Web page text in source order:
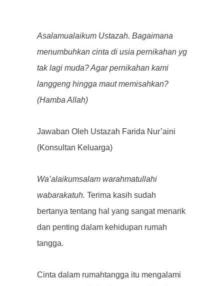
Asalamualaikum Ustazah. Bagaimana
menumbuhkan cinta di usia pernikahan yg
tak lagi muda? Agar pernikahan kami
langgeng hingga maut memisahkan?
(Hamba Allah)
Jawaban Oleh Ustazah Farida Nur’aini
(Konsultan Keluarga)
Wa’alaikumsalam warahmatullahi
wabarakatuh. Terima kasih sudah
bertanya tentang hal yang sangat menarik
dan penting dalam kehidupan rumah
tangga.
Cinta dalam rumahtangga itu mengalami